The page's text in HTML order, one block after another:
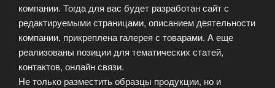
компании. Тогда для вас будет разработан сайт с
редактируемыми страницами, описанием деятельности
компании, прикреплена галерея с товарами. А еще
реализованы позиции для тематических статей,
контактов, онлайн связи.
Не только разместить образцы продукции, но и